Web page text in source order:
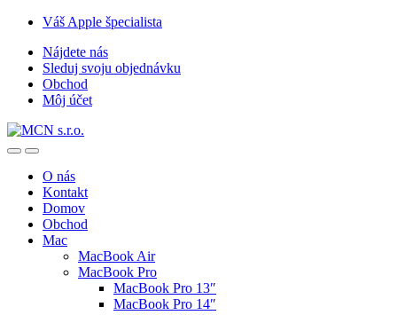
Skip
navigation
Skip
content
Váš Apple špecialista
Nájdete nás
Sleduj svoju objednávku
Obchod
Môj účet
O nás
Kontakt
Domov
Obchod
Mac
MacBook Air
MacBook Pro
MacBook Pro 13″
MacBook Pro 14″